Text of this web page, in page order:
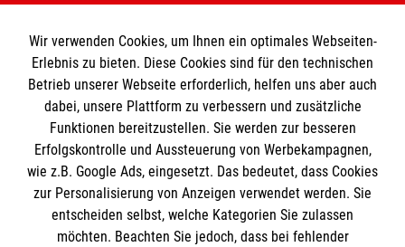
Spenden und Helfen
Spendenkonto
Empfänger: Malteser Hilfsdienst e.V.
IBAN: DE10 3706 0120 1201 2000 12
BIC: GENODED 1PA7
Wir verwenden Cookies, um Ihnen ein optimales Webseiten-
Erlebnis zu bieten. Diese Cookies sind für den technischen
Betrieb unserer Webseite erforderlich, helfen uns aber auch
dabei, unsere Plattform zu verbessern und zusätzliche
Funktionen bereitzustellen. Sie werden zur besseren
Erfolgskontrolle und Aussteuerung von Werbekampagnen,
wie z.B. Google Ads, eingesetzt. Das bedeutet, dass Cookies
zur Personalisierung von Anzeigen verwendet werden. Sie
entscheiden selbst, welche Kategorien Sie zulassen
möchten. Beachten Sie jedoch, dass bei fehlender